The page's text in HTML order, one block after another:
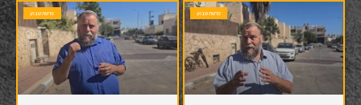
פרשת שבוע פרשת שבוע